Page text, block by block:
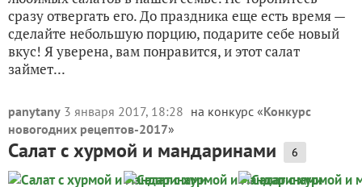
сразу отвергать его. До праздника еще есть время —
сделайте небольшую порцию, подарите себе новый
вкус! Я уверена, вам понравится, и этот салат
займет...
panytany 3 января 2017, 18:28 на конкурс «Конкурс
новогодних рецептов-2017»
Салат с хурмой и мандаринами 6